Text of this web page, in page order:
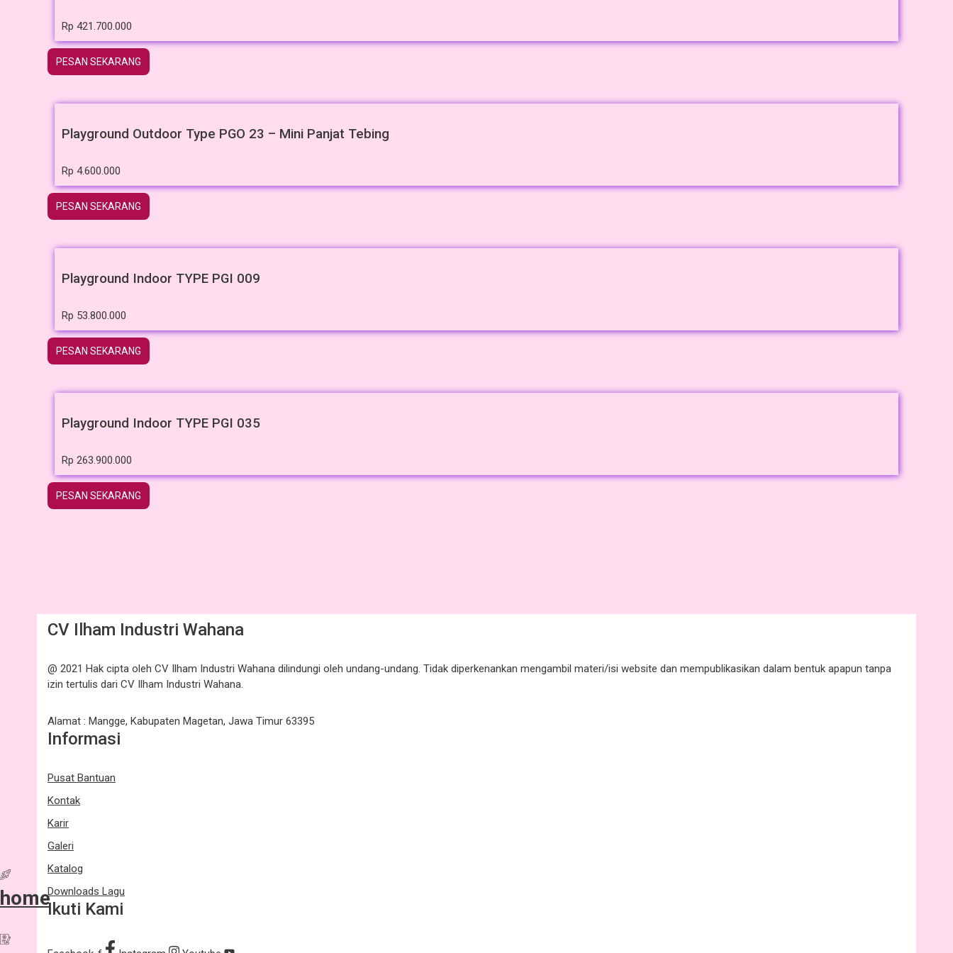
Rp 421.700.000
PESAN SEKARANG
Playground Outdoor Type PGO 23 – Mini Panjat Tebing
Rp 4.600.000
PESAN SEKARANG
Playground Indoor TYPE PGI 009
Rp 53.800.000
PESAN SEKARANG
Playground Indoor TYPE PGI 035
Rp 263.900.000
PESAN SEKARANG
CV Ilham Industri Wahana
@ 2021 Hak cipta oleh CV Ilham Industri Wahana dilindungi oleh undang-undang. Tidak diperkenankan mengambil materi/isi website dan mempublikasikan dalam bentuk apapun tanpa
izin tertulis dari CV Ilham Industri Wahana.
Alamat : Mangge, Kabupaten Magetan, Jawa Timur 63395
Informasi
Pusat Bantuan
Kontak
Karir
Galeri
Katalog
Downloads Lagu
Ikuti Kami
home